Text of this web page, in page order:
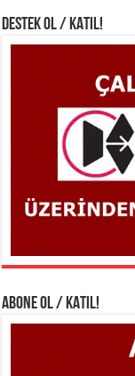
DESTEK OL / KATIL!
ABONE OL / KATIL!